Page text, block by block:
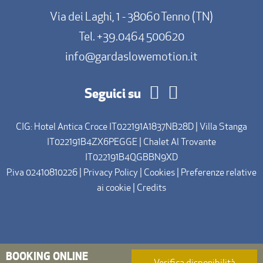
BOOKING ONLINE
Via dei Laghi, 1 - 38060 Tenno (TN)
Tel.+39.0464 500620
info@gardaslowemotion.it
Seguici su
CIG: Hotel Antica Croce IT022191A1837NB28D | Villa Stanga
IT022191B4ZX6PEGGE | Chalet Al Trovante
IT022191B4QGBBN9XD
P.iva 02410810226 | Privacy Policy Cookies Preferenze relative
ai cookie Credits